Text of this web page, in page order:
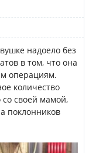
надоело без
в том, что она
операциям.
количество
со своей мамой,
поклонников